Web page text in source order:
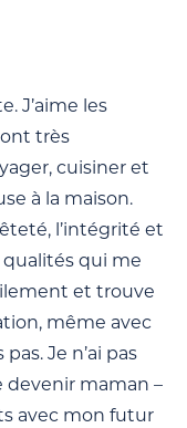
J’aime les
très
cuisiner et
à la maison.
l’intégrité et
qualités qui me
et trouve
même avec
Je n’ai pas
devenir maman –
avec mon futur